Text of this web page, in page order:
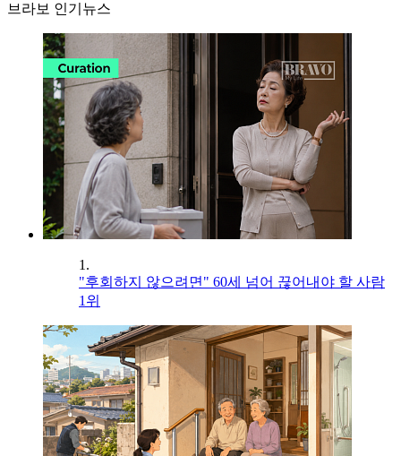
브라보 인기뉴스
1.
"후회하지 않으려면" 60세 넘어 끊어내야 할 사람
1위